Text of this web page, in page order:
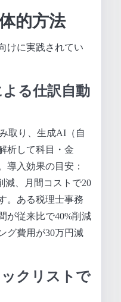
的方法
けに実践されてい
る仕訳自動
取り、生成AI（自
析して科目・金
導入効果の目安：
減、月間コストで20
。ある税理士事務
が従来比で40%削減
グ費用が30万円減
クリストで